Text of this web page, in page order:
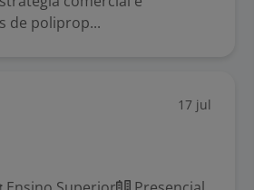
de poliprop...
17 jul